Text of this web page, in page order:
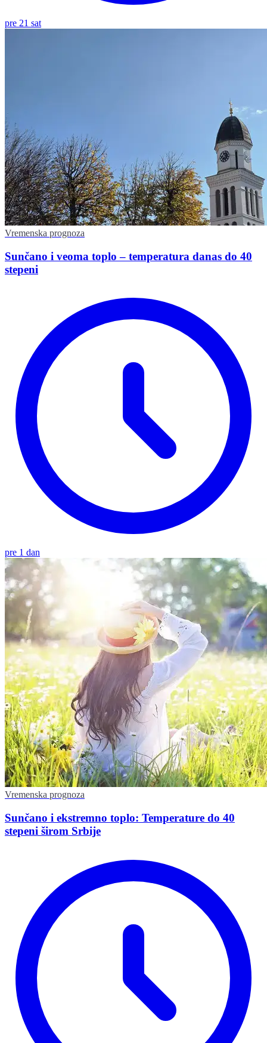
pre 21 sat
Vremenska prognoza
Sunčano i veoma toplo – temperatura danas do 40
stepeni
pre 1 dan
Vremenska prognoza
Sunčano i ekstremno toplo: Temperature do 40
stepeni širom Srbije